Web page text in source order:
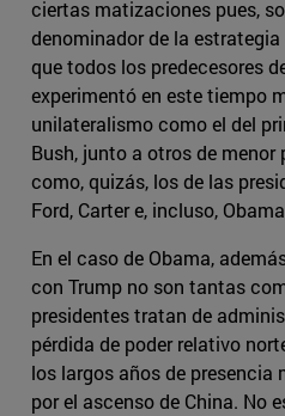
ciertas matizaciones pues,
denominador de la
que todos los predecesores
experimentó en este tiempo
unilateralismo como el del
Bush, junto a otros de
como, quizás, los de las
Ford, Carter e, incluso,
En el caso de Obama,
con Trump no son tantas
presidentes tratan de
pérdida de poder relativo
los largos años de presencia
por el ascenso de China. No